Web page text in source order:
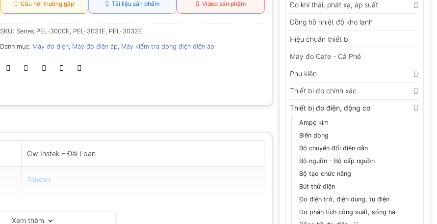
Đo khí thải, phát xạ, áp suất
Đồng hồ nhiệt độ kho lạnh
Hiệu chuẩn thiết bị
Máy đo Cafe - Cà Phê
Phụ kiện
Thiết bị đo chính xác
Thiết bị đo điện, động cơ
Ampe kìm
Biến dòng
Bộ chuyển đổi điện dẫn
Bộ nguồn - Bộ cấp nguồn
Bộ tạo chức năng
Bút thử điện
Đo điện trở, điện dung, tụ điện
Đo phân tích công suất, sóng hài
Câu hỏi thường gặp Tài liệu sản phẩm Video sản phẩm
SKU: Series PEL-3000E, PEL-3031E, PEL-3032E
Danh mục: Máy đo điện, Máy đo điện áp, Máy kiểm tra dòng điện điện áp
Gw Instek – Đài Loan
Taiwan
Xem thêm